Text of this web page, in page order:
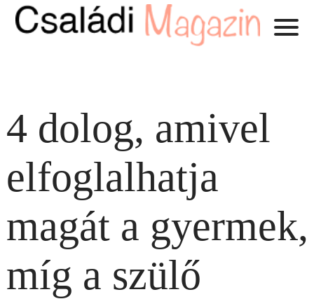
4 dolog, amivel
elfoglalhatja
magát a gyermek,
míg a szülő